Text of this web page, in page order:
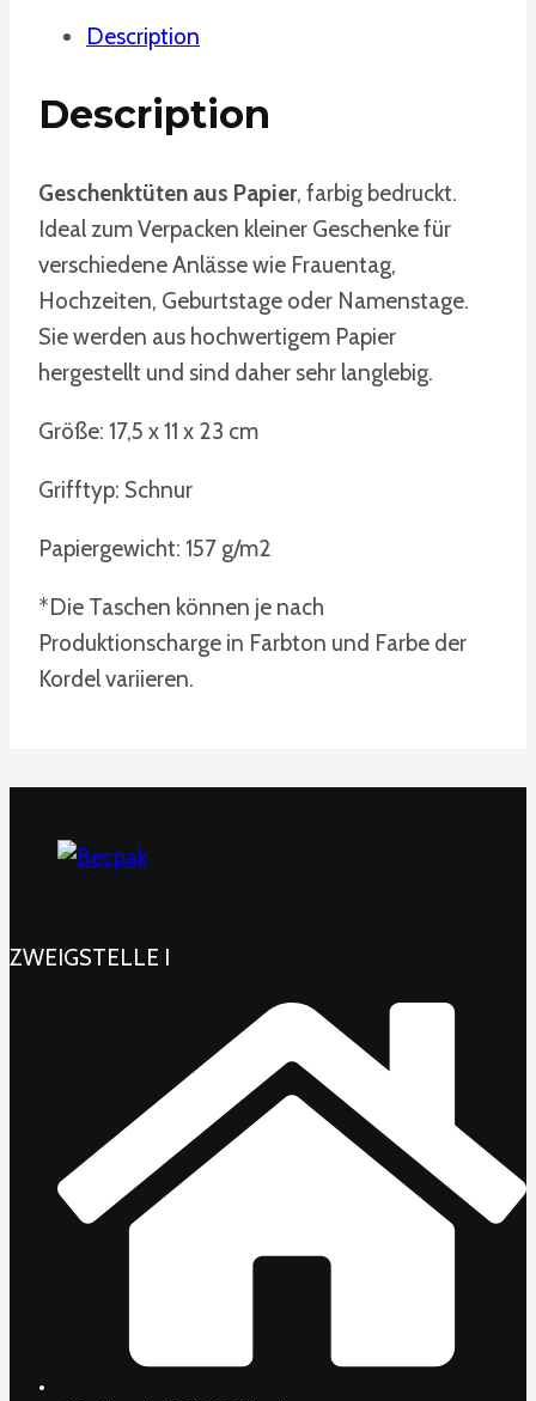
Description
Description
Geschenktüten aus Papier, farbig bedruckt.
Ideal zum Verpacken kleiner Geschenke für
verschiedene Anlässe wie Frauentag,
Hochzeiten, Geburtstage oder Namenstage.
Sie werden aus hochwertigem Papier
hergestellt und sind daher sehr langlebig.
Größe: 17,5 x 11 x 23 cm
Grifftyp: Schnur
Papiergewicht: 157 g/m2
*Die Taschen können je nach
Produktionscharge in Farbton und Farbe der
Kordel variieren.
ZWEIGSTELLE I